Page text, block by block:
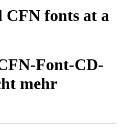
CFN fonts at a
Font-CD-
mehr